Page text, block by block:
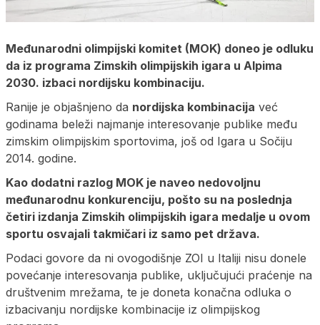
Međunarodni olimpijski komitet (MOK) doneo je odluku
da iz programa Zimskih olimpijskih igara u Alpima
2030. izbaci nordijsku kombinaciju.
Ranije je objašnjeno da nordijska kombinacija već
godinama beleži najmanje interesovanje publike među
zimskim olimpijskim sportovima, još od Igara u Sočiju
2014. godine.
Kao dodatni razlog MOK je naveo nedovoljnu
međunarodnu konkurenciju, pošto su na poslednja
četiri izdanja Zimskih olimpijskih igara medalje u ovom
sportu osvajali takmičari iz samo pet država.
Podaci govore da ni ovogodišnje ZOI u Italiji nisu donele
povećanje interesovanja publike, uključujući praćenje na
društvenim mrežama, te je doneta konačna odluka o
izbacivanju nordijske kombinacije iz olimpijskog